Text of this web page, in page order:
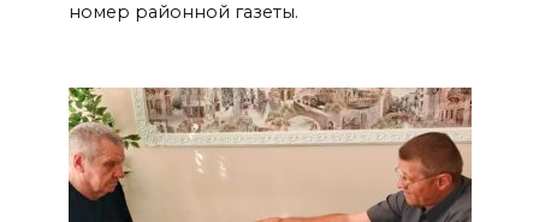
номер районной газеты.